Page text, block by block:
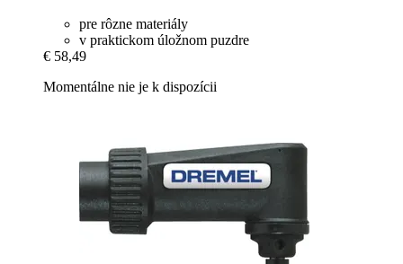
pre rôzne materiály
v praktickom úložnom puzdre
€ 58,49
Momentálne nie je k dispozícii